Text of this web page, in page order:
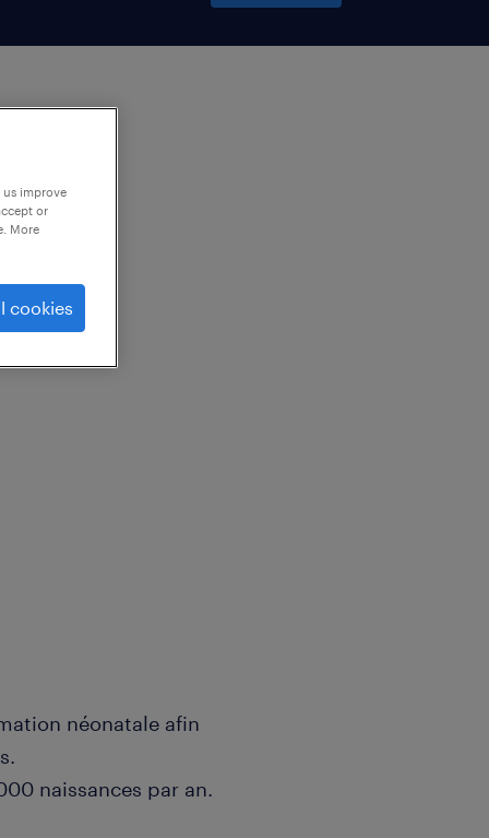
:
néonatale afin
naissances par an.
improve
or
More
cookies